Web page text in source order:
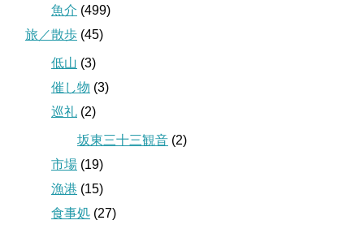
魚介 (499)
旅／散歩 (45)
低山 (3)
催し物 (3)
巡礼 (2)
坂東三十三観音 (2)
市場 (19)
漁港 (15)
食事処 (27)